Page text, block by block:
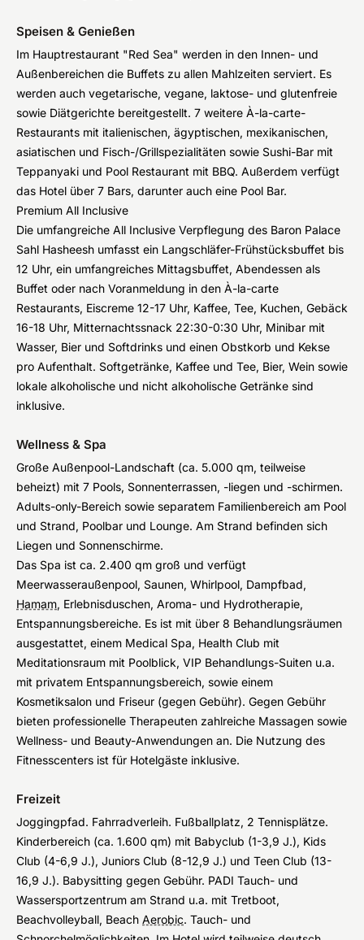
Speisen & Genießen
Im Hauptrestaurant "Red Sea" werden in den Innen- und
Außenbereichen die Buffets zu allen Mahlzeiten serviert. Es
werden auch vegetarische, vegane, laktose- und glutenfreie
sowie Diätgerichte bereitgestellt. 7 weitere À-la-carte-
Restaurants mit italienischen, ägyptischen, mexikanischen,
asiatischen und Fisch-/Grillspezialitäten sowie Sushi-Bar mit
Teppanyaki und Pool Restaurant mit BBQ. Außerdem verfügt
das Hotel über 7 Bars, darunter auch eine Pool Bar.
Premium All Inclusive
Die umfangreiche All Inclusive Verpflegung des Baron Palace
Sahl Hasheesh umfasst ein Langschläfer-Frühstücksbuffet bis
12 Uhr, ein umfangreiches Mittagsbuffet, Abendessen als
Buffet oder nach Voranmeldung in den À-la-carte
Restaurants, Eiscreme 12-17 Uhr, Kaffee, Tee, Kuchen, Gebäck
16-18 Uhr, Mitternachtssnack 22:30-0:30 Uhr, Minibar mit
Wasser, Bier und Softdrinks und einen Obstkorb und Kekse
pro Aufenthalt. Softgetränke, Kaffee und Tee, Bier, Wein sowie
lokale alkoholische und nicht alkoholische Getränke sind
inklusive.
Wellness & Spa
Große Außenpool-Landschaft (ca. 5.000 qm, teilweise
beheizt) mit 7 Pools, Sonnenterrassen, -liegen und -schirmen.
Adults-only-Bereich sowie separatem Familienbereich am Pool
und Strand, Poolbar und Lounge. Am Strand befinden sich
Liegen und Sonnenschirme.
Das Spa ist ca. 2.400 qm groß und verfügt
Meerwasseraußenpool, Saunen, Whirlpool, Dampfbad,
Hamam, Erlebnisduschen, Aroma- und Hydrotherapie,
Entspannungsbereiche. Es ist mit über 8 Behandlungsräumen
ausgestattet, einem Medical Spa, Health Club mit
Meditationsraum mit Poolblick, VIP Behandlungs-Suiten u.a.
mit privatem Entspannungsbereich, sowie einem
Kosmetiksalon und Friseur (gegen Gebühr). Gegen Gebühr
bieten professionelle Therapeuten zahlreiche Massagen sowie
Wellness- und Beauty-Anwendungen an. Die Nutzung des
Fitnesscenters ist für Hotelgäste inklusive.
Freizeit
Joggingpfad. Fahrradverleih. Fußballplatz, 2 Tennisplätze.
Kinderbereich (ca. 1.600 qm) mit Babyclub (1-3,9 J.), Kids
Club (4-6,9 J.), Juniors Club (8-12,9 J.) und Teen Club (13-
16,9 J.). Babysitting gegen Gebühr. PADI Tauch- und
Wassersportzentrum am Strand u.a. mit Tretboot,
Beachvolleyball, Beach Aerobic. Tauch- und